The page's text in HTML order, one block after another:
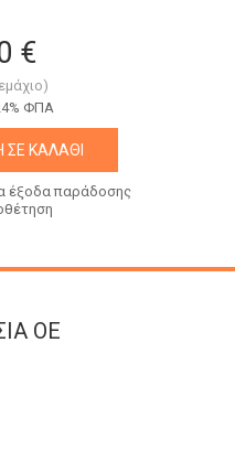
€
ΦΠΑ
ΚΑΛΆΘΙ
έξοδα παράδοσης
OE